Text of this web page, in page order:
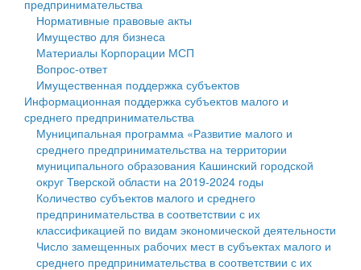
Государственные услуги
Промышленность и АПК
Экономика и бизнес
...
Символика
Устав
Гостям округа
Туризм
Культура
Образование
Здравоохранение
Социальная защита
муниципального округа Тверской области
Администрация Кашинского муниципального округа
Тверской области
Управление сельскими территориями
Открытые данные
Работа с обращениями граждан
Муниципальный контроль
Муниципальные услуги
Финансовое управление
Бюджет для граждан
Имущество
Выявление правообладателей ранее учтенных
объектов недвижимости
Имущественная поддержка субъектов малого и
среднего предпринимательства
Информационная поддержка субъектов малого и
предпринимательства
Нормативные правовые акты
Имущество для бизнеса
Материалы Корпорации МСП
Вопрос-ответ
Имущественная поддержка субъектов
Информационная поддержка субъектов малого и
среднего предпринимательства
Муниципальная программа «Развитие малого и
среднего предпринимательства на территории
муниципального образования Кашинский городской
округ Тверской области на 2019-2024 годы
Количество субъектов малого и среднего
предпринимательства в соответствии с их
классификацией по видам экономической деятельности
Число замещенных рабочих мест в субъектах малого и
среднего предпринимательства в соответствии с их